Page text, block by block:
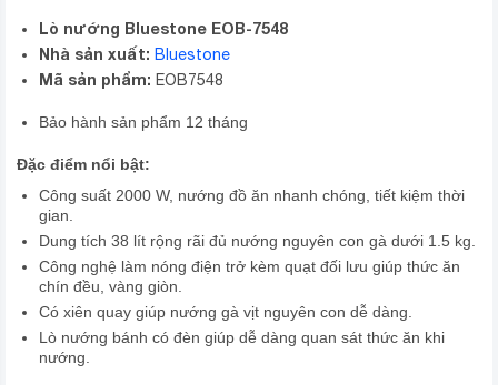
Lò nướng Bluestone EOB-7548
Nhà sản xuất: Bluestone
Mã sản phẩm: EOB7548
Bảo hành sản phẩm 12 tháng
Đặc điểm nổi bật:
Công suất 2000 W, nướng đồ ăn nhanh chóng, tiết kiệm thời
gian.
Dung tích 38 lít rộng rãi đủ nướng nguyên con gà dưới 1.5 kg.
Công nghệ làm nóng điện trở kèm quạt đối lưu giúp thức ăn
chín đều, vàng giòn.
Có xiên quay giúp nướng gà vịt nguyên con dễ dàng.
Lò nướng bánh có đèn giúp dễ dàng quan sát thức ăn khi
nướng.